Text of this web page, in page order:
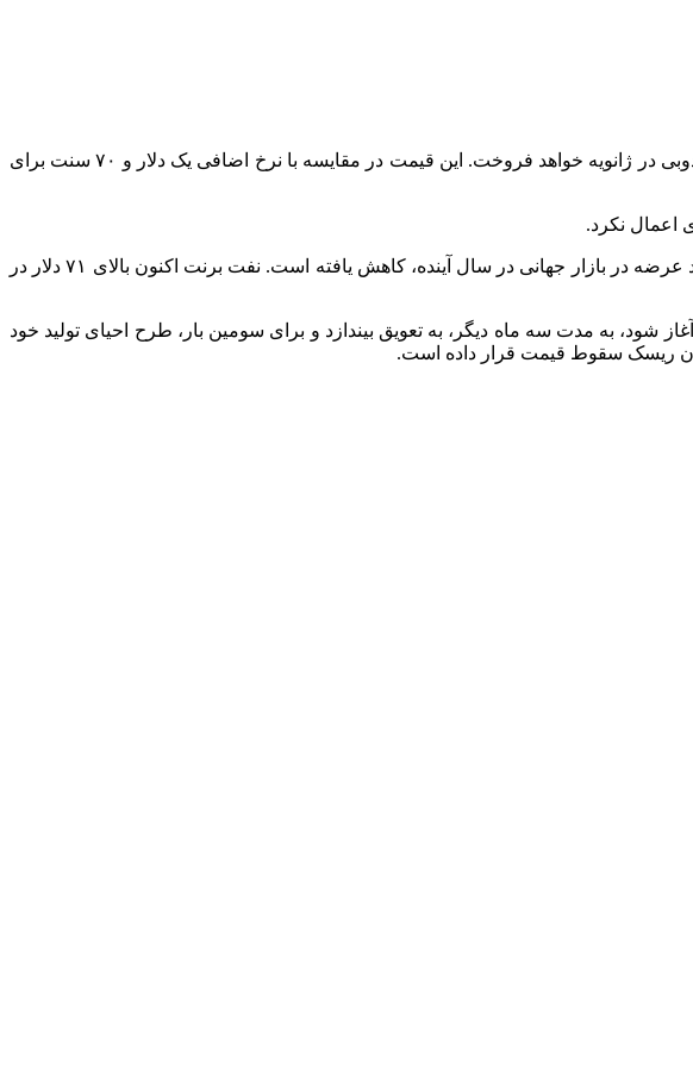
ارتباط فردا: شرکت دولتی آرامکوی سعودی، گرید نفتی «عرب لایت» را ۹۰ سنت بالاتر از قیمت پایه منطقه‌ای عمان-دوبی در ژانویه خواهد فروخت. این قیمت در مقایسه با نرخ اضافی یک دلار و ۷۰ سنت برای
اعمال نکرد.
قیمت نفت در بازار لندن، امسال، تحت تاثیر نگرانی‌ها نسبت به رشد ضعیف تقاضا، به خصوص در چین و دورنمای مازاد عرضه در بازار جهانی در سال آینده، کاهش یافته است. نفت برنت اکنون بالای ۷۱ دلار در
شود، به مدت سه ماه دیگر، به تعویق بیندازد و برای سومین بار، طرح احیای تولید خود